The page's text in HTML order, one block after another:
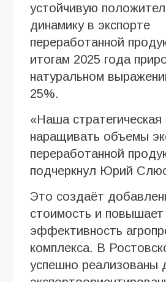
устойчивую
динамику в экспорте
переработанной
итогам 2025 года
натуральном
25%.
«Наша стратегическая
наращивать объемы
переработанной
подчеркнул Юрий
Это создаёт
стоимость и повышает
эффективность
комплекса. В
успешно реализованы